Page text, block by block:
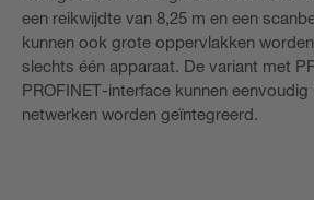
een reikwijdte van 8,25 m en een
kunnen ook grote oppervlakken
slechts één apparaat. De variant met
PROFINET-interface kunnen eenvoudig
netwerken worden geïntegreerd.